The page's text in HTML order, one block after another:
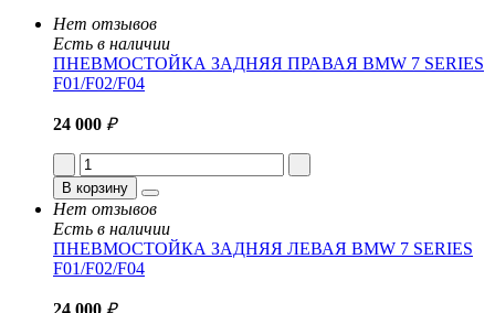
Нет отзывов
Есть в наличии
ПНЕВМОСТОЙКА ЗАДНЯЯ ПРАВАЯ BMW 7 SERIES
F01/F02/F04
24 000 ₽
В корзину
Нет отзывов
Есть в наличии
ПНЕВМОСТОЙКА ЗАДНЯЯ ЛЕВАЯ BMW 7 SERIES
F01/F02/F04
24 000 ₽